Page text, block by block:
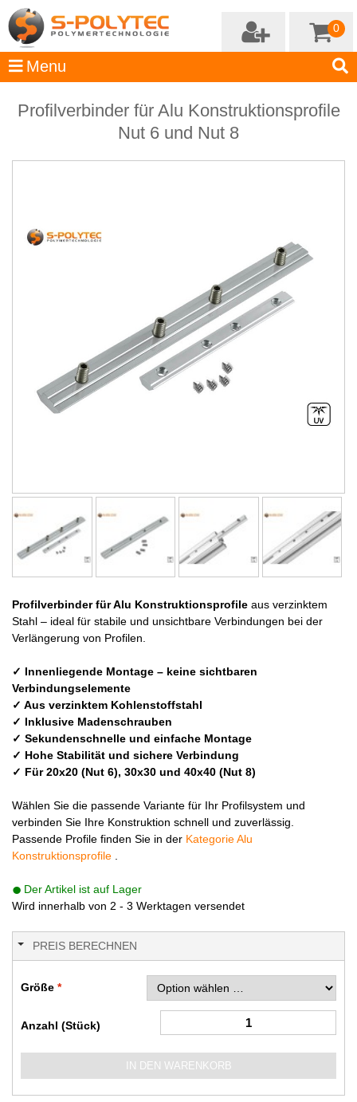
0
Profilverbinder für Alu Konstruktionsprofile
Nut 6 und Nut 8
Profilverbinder für Alu Konstruktionsprofile aus verzinktem
Stahl – ideal für stabile und unsichtbare Verbindungen bei der
Verlängerung von Profilen.
✓ Innenliegende Montage – keine sichtbaren
Verbindungselemente
✓ Aus verzinktem Kohlenstoffstahl
✓ Inklusive Madenschrauben
✓ Sekundenschnelle und einfache Montage
✓ Hohe Stabilität und sichere Verbindung
✓ Für 20x20 (Nut 6), 30x30 und 40x40 (Nut 8)
Wählen Sie die passende Variante für Ihr Profilsystem und
verbinden Sie Ihre Konstruktion schnell und zuverlässig.
Passende Profile finden Sie in der Kategorie Alu
Konstruktionsprofile
Der Artikel ist auf Lager
Wird innerhalb von 2 - 3 Werktagen versendet
PREIS BERECHNEN
Größe
Anzahl (Stück)
IN DEN WARENKORB